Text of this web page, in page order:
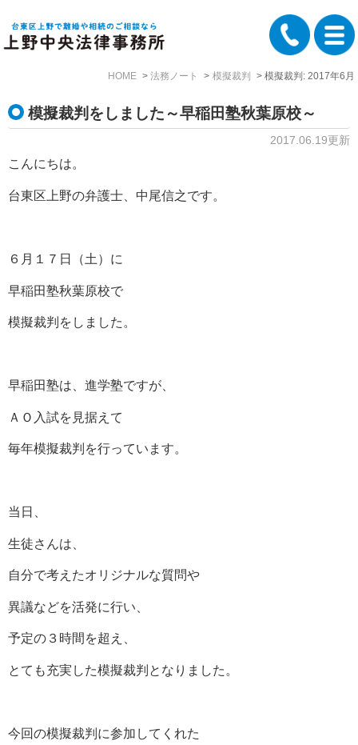
HOME 法務ノート 模擬裁判 模擬裁判: 2017年6月
模擬裁判をしました～早稲田塾秋葉原校～
2017.06.19更新
こんにちは。
台東区上野の弁護士、中尾信之です。
６月１７日（土）に
早稲田塾秋葉原校で
模擬裁判をしました。
早稲田塾は、進学塾ですが、
ＡＯ入試を見据えて
毎年模擬裁判を行っています。
当日、
生徒さんは、
自分で考えたオリジナルな質問や
異議などを活発に行い、
予定の３時間を超え、
とても充実した模擬裁判となりました。
今回の模擬裁判に参加してくれた